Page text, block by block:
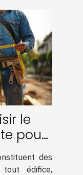
le
pour
et
des
édifice,